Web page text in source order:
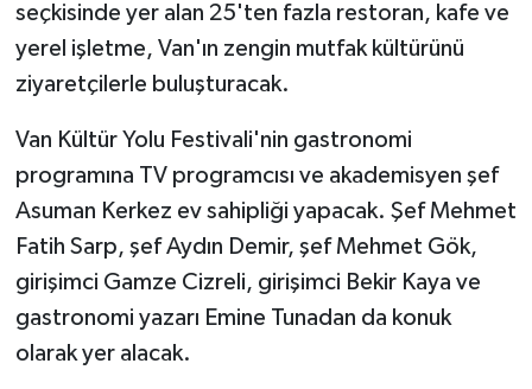
seçkisinde yer alan 25'ten fazla restoran, kafe ve
yerel işletme, Van'ın zengin mutfak kültürünü
ziyaretçilerle buluşturacak.
Van Kültür Yolu Festivali'nin gastronomi
programına TV programcısı ve akademisyen şef
Asuman Kerkez ev sahipliği yapacak. Şef Mehmet
Fatih Sarp, şef Aydın Demir, şef Mehmet Gök,
girişimci Gamze Cizreli, girişimci Bekir Kaya ve
gastronomi yazarı Emine Tunadan da konuk
olarak yer alacak.